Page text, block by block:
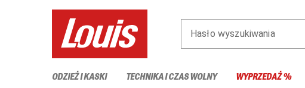
Hasło wyszukiwania
ODZIEŻ I KASKI TECHNIKA I CZAS WOLNY WYPRZEDAŻ %